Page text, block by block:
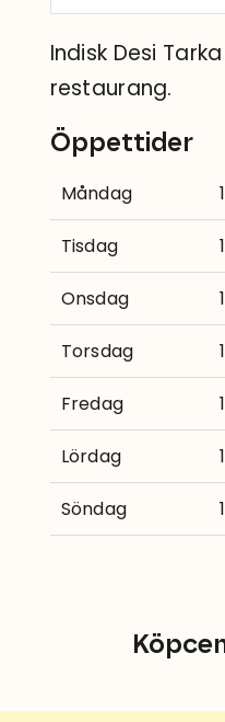
Indisk Desi
restaurang.
Öppettider
Måndag
Tisdag
Onsdag
Torsdag
Fredag
Lördag
Söndag